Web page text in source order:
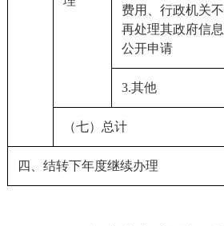
费用、行政机关不
再处理其政府信息
公开申请
3.其他
（七）总计
四、结转下年度继续办理